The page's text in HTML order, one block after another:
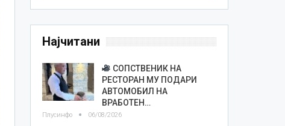
Најчитани
СОПСТВЕНИК НА
РЕСТОРАН МУ ПОДАРИ
АВТОМОБИЛ НА
ВРАБОТЕН…
Плусинфо 06/08/2026